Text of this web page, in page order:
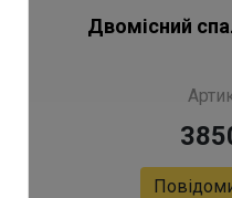
Двомісний